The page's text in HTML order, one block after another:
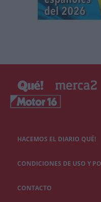
HACEMOS EL DIARIO QUÉ!
CONDICIONES DE USO Y
CONTACTO